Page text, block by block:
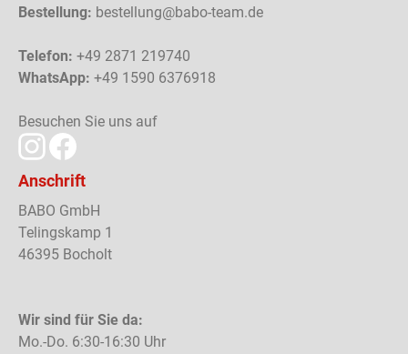
Bestellung: bestellung@babo-team.de
Telefon: +49 2871 219740
WhatsApp: +49 1590 6376918
Besuchen Sie uns auf
Anschrift
BABO GmbH
Telingskamp 1
46395 Bocholt
Wir sind für Sie da:
Mo.-Do. 6:30-16:30 Uhr